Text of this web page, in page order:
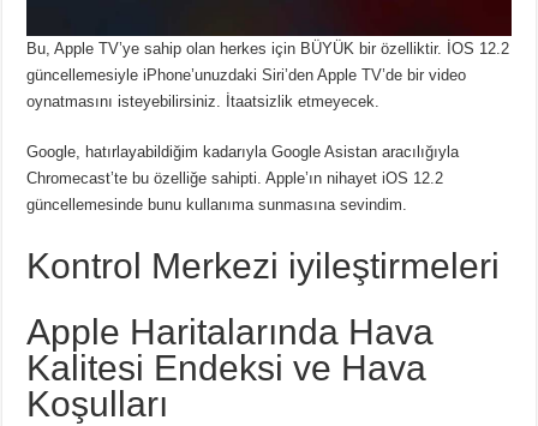
Bu, Apple TV’ye sahip olan herkes için BÜYÜK bir özelliktir. İOS 12.2
güncellemesiyle iPhone’unuzdaki Siri’den Apple TV’de bir video
oynatmasını isteyebilirsiniz. İtaatsizlik etmeyecek.
Google, hatırlayabildiğim kadarıyla Google Asistan aracılığıyla
Chromecast’te bu özelliğe sahipti. Apple’ın nihayet iOS 12.2
güncellemesinde bunu kullanıma sunmasına sevindim.
Kontrol Merkezi iyileştirmeleri
Apple Haritalarında Hava
Kalitesi Endeksi ve Hava
Koşulları